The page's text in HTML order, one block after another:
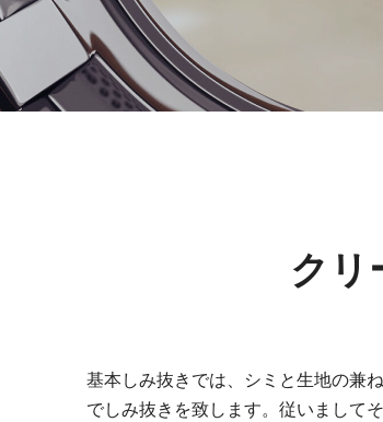
クリ
基本しみ抜きでは、シミと生地の兼
でしみ抜きを致します。従いまして